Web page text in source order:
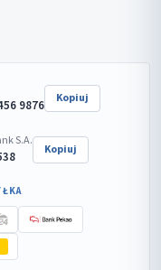
9876 Kopiuj
S.A.
Kopiuj